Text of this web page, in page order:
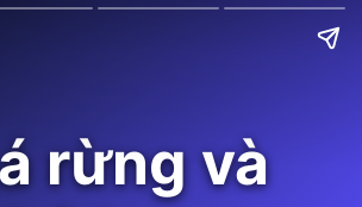
rừng và